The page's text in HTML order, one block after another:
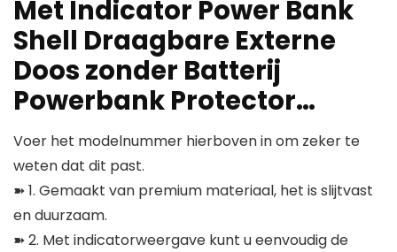
Met Indicator Power Bank
Shell Draagbare Externe
Doos zonder Batterij
Powerbank Protector…
Voer het modelnummer hierboven in om zeker te
weten dat dit past.
➽ 1. Gemaakt van premium materiaal, het is slijtvast
en duurzaam.
➽ 2. Met indicatorweergave kunt u eenvoudig de